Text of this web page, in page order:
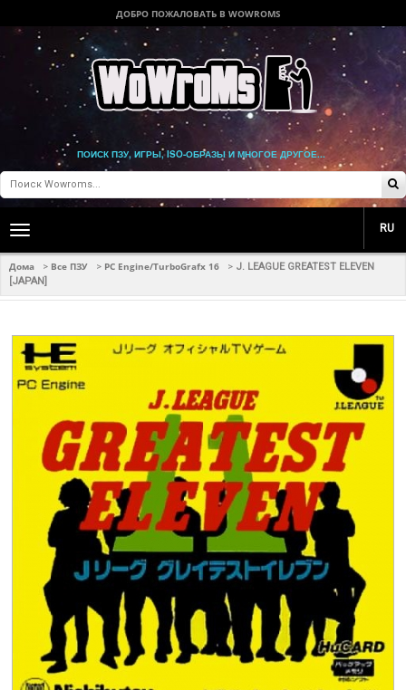
ДОБРО ПОЖАЛОВАТЬ В WOWROMS
ПОИСК ПЗУ, ИГРЫ, ISO-ОБРАЗЫ И МНОГОЕ ДРУГОЕ...
Toggle
navigation
RU
Дома > Все ПЗУ > PC Engine/TurboGrafx 16 > J. LEAGUE GREATEST ELEVEN
[JAPAN]